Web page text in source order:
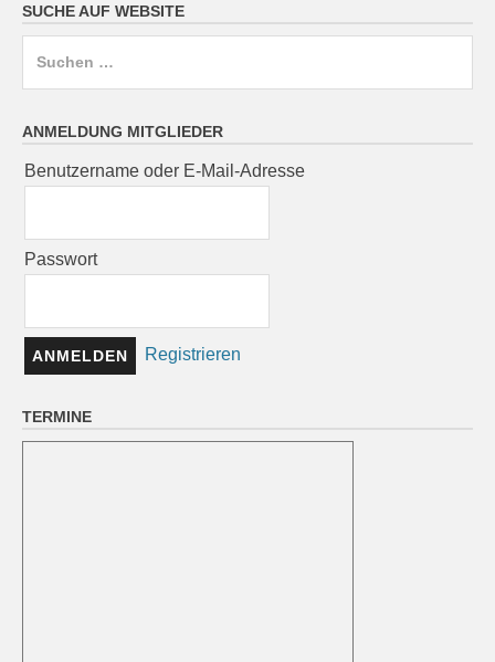
SUCHE AUF WEBSITE
ANMELDUNG MITGLIEDER
Benutzername oder E-Mail-Adresse
Passwort
Registrieren
TERMINE